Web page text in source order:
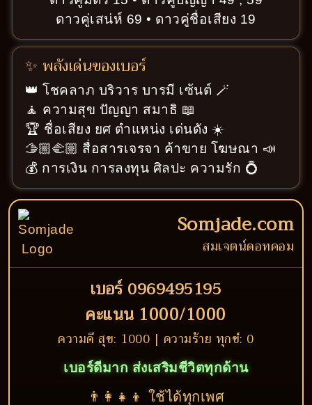
ดาวคู่เสน่ห์ 69 • ดาวคู่ชื่อเสียง 19
✨ พลังเด่นของเบอร์
👑 โชคลาภ บริวาร บารมี เซ้นต์ 🪄
🧘 ความสุข ปัญญา สมาธิ 📖
🏆 ชื่อเสียง ยศ ตำแหน่ง เด่นดัง ☀️
🫱🏼‍🫲🏼 สื่อสารเจรจา ค้าขาย โฆษณา 📣
💰 การเงิน การลงทุน ศิลปะ ความรัก 💍
Somjade.com
สมเจตน์ดอทคอม
เบอร์ 0969495195
คะแนน 1000/1000
ความดี สุข: 1000 | ความร้าย ทุกข์: 0
เบอร์ดีมาก ส่งเสริมชีวิตทุกด้าน
👨‍👩‍👧‍👦 ใช้ได้ทุกเพศ